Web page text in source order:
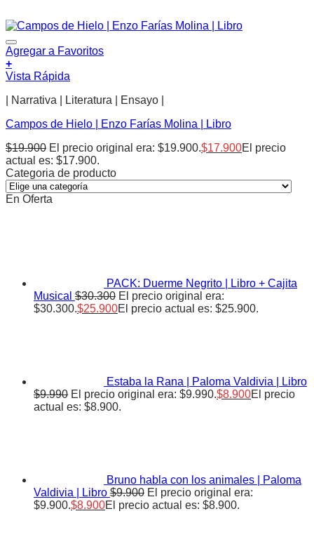
Agregar a Favoritos
+
Vista Rápida
| Narrativa | Literatura | Ensayo |
Campos de Hielo | Enzo Farías Molina | Libro
$19.900 El precio original era: $19.900.$17.900El precio
actual es: $17.900.
Categoria de producto
En Oferta
PACK: Duerme Negrito | Libro + Cajita
Musical $30.300 El precio original era:
$30.300.$25.900El precio actual es: $25.900.
Estaba la Rana | Paloma Valdivia | Libro
$9.990 El precio original era: $9.990.$8.900El precio
actual es: $8.900.
Bruno habla con los animales | Paloma
Valdivia | Libro $9.900 El precio original era:
$9.900.$8.900El precio actual es: $8.900.